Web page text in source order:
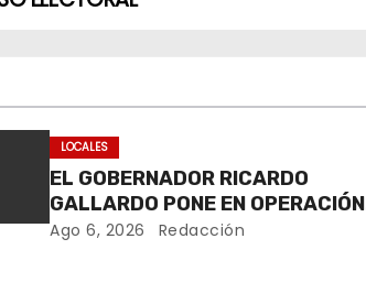
LOCALES
EL GOBERNADOR RICARDO
GALLARDO PONE EN OPERACIÓN
LOS PRIMEROS CUATRO PERROS
Ago 6, 2026 Redacción